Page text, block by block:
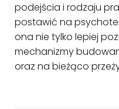
podejścia i rodzaju
postawić na
ona nie tylko lepiej
mechanizmy
oraz na bieżąco